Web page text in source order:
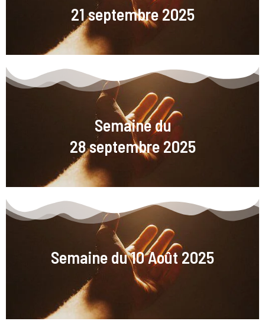
21 septembre 2025
Semaine du
28 septembre 2025
Semaine du 10 Août 2025